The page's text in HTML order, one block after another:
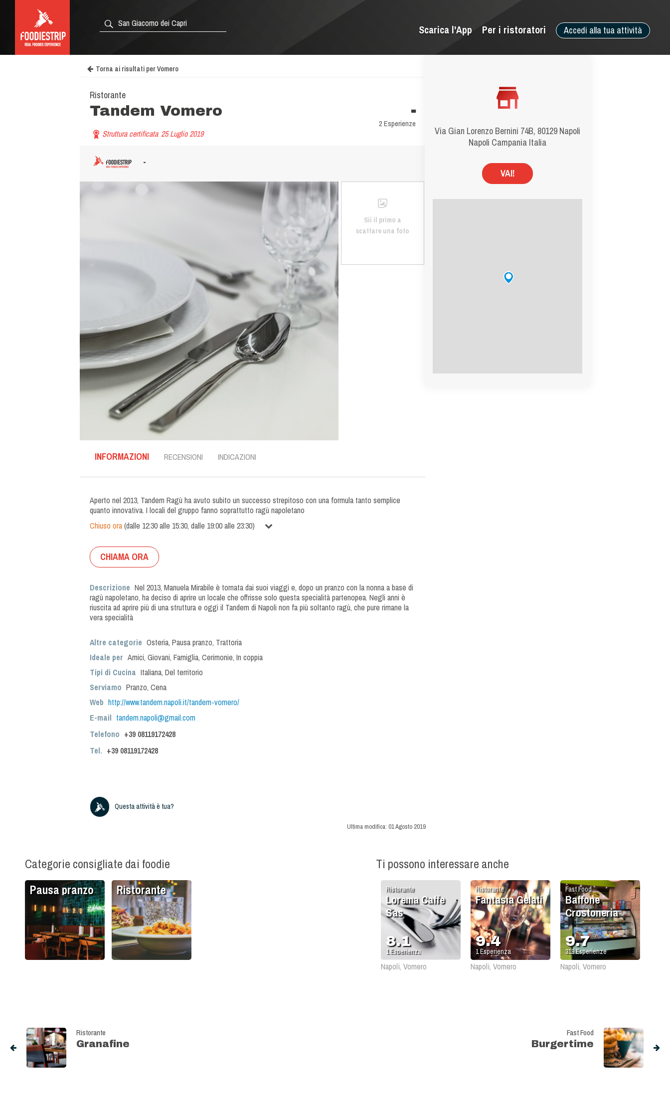
Accedi alla tua attività
Per i ristoratori
Scarica l'App
Via Gian Lorenzo Bernini 74B, 80129 Napoli
Napoli Campania Italia
VAI!
Torna ai risultati per Vomero
Ristorante
Tandem Vomero -
2 Esperienze
Struttura certificata 25 Luglio 2019
-
Sii il primo a
scattare una foto
INFORMAZIONI RECENSIONI INDICAZIONI
Aperto nel 2013, Tandem Ragù ha avuto subito un successo strepitoso con una formula tanto semplice
quanto innovativa. I locali del gruppo fanno soprattutto ragù napoletano
Chiuso ora(dalle 12:30alle 15:30, dalle 19:00alle 23:30)
CHIAMA ORA
Descrizione Nel 2013, Manuela Mirabile è tornata dai suoi viaggi e, dopo un pranzo con la nonna a base di
ragù napoletano, ha deciso di aprire un locale che offrisse solo questa specialità partenopea. Negli anni è
riuscita ad aprire più di una struttura e oggi il Tandem di Napoli non fa più soltanto ragù, che pure rimane la
vera specialità
Altre categorie Osteria, Pausa pranzo, Trattoria
Ideale per Amici, Giovani, Famiglia, Cerimonie, In coppia
Tipi di Cucina Italiana, Del territorio
Serviamo Pranzo, Cena
Web http://www.tandem.napoli.it/tandem-vomero/
E-mail tandem.napoli@gmail.com
Telefono +39 08119172428
Tel. +39 08119172428
Questa attività è tua?
Ultima modifica: 01 Agosto 2019
Categorie consigliate dai foodie
Pausa pranzo Ristorante
Ti possono interessare anche
Fast Food
Baffone
Crostoneria
9.7
319Esperienze
Napoli, Vomero
Ristorante
Fantasia Gelati
9.4
1Esperienza
Napoli, Vomero
Ristorante
Lorema Caffe
Sas
8.1
1Esperienza
Napoli, Vomero
Ristorante
Granafine
Fast Food
Burgertime